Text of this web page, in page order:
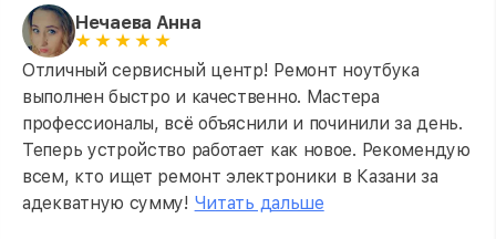
Нечаева Анна
Отличный сервисный центр! Ремонт ноутбука
выполнен быстро и качественно. Мастера
профессионалы, всё объяснили и починили за день.
Теперь устройство работает как новое. Рекомендую
всем, кто ищет ремонт электроники в Казани за
адекватную сумму! Читать дальше